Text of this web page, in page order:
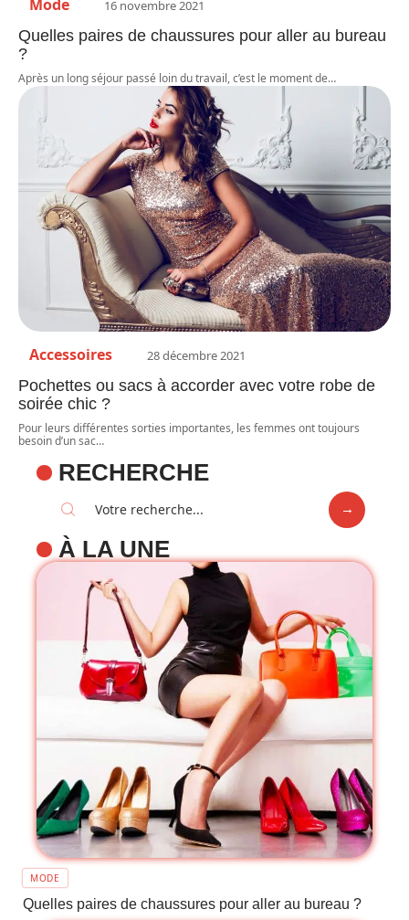
Mode 16 novembre 2021
Quelles paires de chaussures pour aller au bureau
?
Après un long séjour passé loin du travail, c’est le moment de…
Accessoires 28 décembre 2021
Pochettes ou sacs à accorder avec votre robe de
soirée chic ?
Pour leurs différentes sorties importantes, les femmes ont toujours
besoin d’un sac…
RECHERCHE
À LA UNE
MODE
Quelles paires de chaussures pour aller au bureau ?